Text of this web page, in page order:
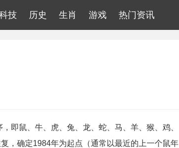
技 历史 生肖 游戏 热门资讯
即鼠、牛、虎、兔、龙、蛇、马、羊、猴、鸡、
，确定1984年为起点（通常以最近的上一个鼠年